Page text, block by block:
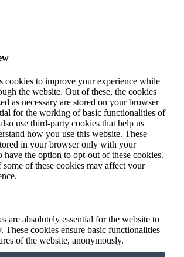
cookies to improve your experience while
the website. Out of these, the cookies
as necessary are stored on your browser
for the working of basic functionalities of
use third-party cookies that help us
how you use this website. These
in your browser only with your
have the option to opt-out of these cookies.
of these cookies may affect your
are absolutely essential for the website to
These cookies ensure basic functionalities
of the website, anonymously.